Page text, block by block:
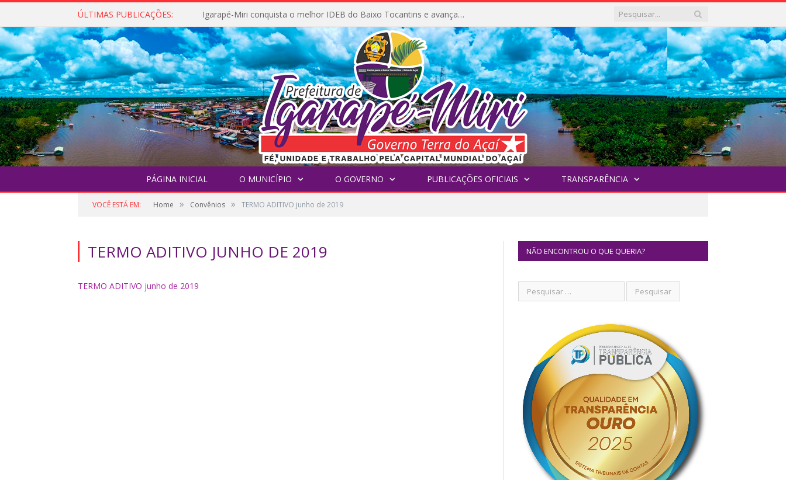
ÚLTIMAS PUBLICAÇÕES: Igarapé-Miri conquista o melhor IDEB do Baixo Tocantins e avança na qualidade da educação pública
PÁGINA INICIAL O MUNICÍPIO O GOVERNO PUBLICAÇÕES OFICIAIS TRANSPARÊNCIA
VOCÊ ESTÁ EM: Home » Convênios » TERMO ADITIVO junho de 2019
TERMO ADITIVO JUNHO DE 2019
TERMO ADITIVO junho de 2019
NÃO ENCONTROU O QUE QUERIA?